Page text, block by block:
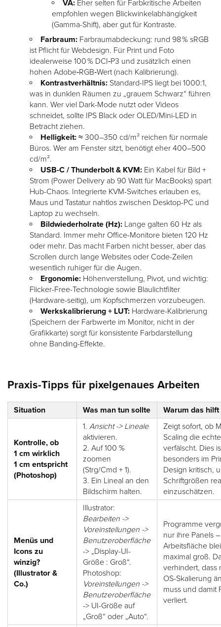
VA: Eher selten für Farbkritische Arbeiten
empfohlen wegen Blickwinkelabhängigkeit
(Gamma-Shift), aber gut für Kontraste.
Farbraum: Farbraumabdeckung: rund 98 % sRGB
ist Pflicht für Webdesign. Für Print und Foto
idealerweise 100 % DCI‑P3 und zusätzlich einen
hohen Adobe‑RGB‑Wert (nach Kalibrierung).
Kontrastverhältnis: Standard-IPS liegt bei 1000:1,
was in dunklen Räumen zu „grauem Schwarz“ führen
kann. Wer viel Dark-Mode nutzt oder Videos
schneidet, sollte IPS Black oder OLED/Mini-LED in
Betracht ziehen.
Helligkeit: ≈ 300–350 cd/m² reichen für normale
Büros. Wer am Fenster sitzt, benötigt eher 400–500
cd/m².
USB-C / Thunderbolt & KVM: Ein Kabel für Bild +
Strom (Power Delivery ab 90 Watt für MacBooks) spart
Hub-Chaos. Integrierte KVM-Switches erlauben es,
Maus und Tastatur nahtlos zwischen Desktop-PC und
Laptop zu wechseln.
Bildwiederholrate (Hz): Lange galten 60 Hz als
Standard. Immer mehr Office-Monitore bieten 120 Hz
oder mehr. Das macht Farben nicht besser, aber das
Scrollen durch lange Websites oder Code-Zeilen
wesentlich ruhiger für die Augen.
Ergonomie: Höhenverstellung, Pivot, und wichtig:
Flicker-Free-Technologie sowie Blaulichtfilter
(Hardware-seitig), um Kopfschmerzen vorzubeugen.
Werkskalibrierung + LUT: Hardware-Kalibrierung
(Speichern der Farbwerte im Monitor, nicht in der
Grafikkarte) sorgt für konsistente Farbdarstellung
ohne Banding-Effekte.
Praxis-Tipps für pixelgenaues Arbeiten
Situation Was man tun sollte Warum das hilft
Kontrolle, ob
1 cm wirklich
1 cm entspricht
(Photoshop)
1. Ansicht -> Lineale
aktivieren.
2. Auf 100 %
zoomen
(Strg/Cmd + 1).
3. Ein Lineal an den
Bildschirm halten.
Zeigt sofort, ob
Scaling die
verfälscht. Dies
besonders im
Design kritisch,
Schriftgrößen
einzuschätzen.
Menüs und
Icons zu
winzig?
(Illustrator &
Co.)
Illustrator:
Bearbeiten ->
Voreinstellungen ->
Benutzeroberfläche
-> „Display-UI-
Größe : Groß“.
Photoshop:
Voreinstellungen ->
Benutzeroberfläche
-> UI-Größe auf
„Groß“ oder „Auto“.
Programme
nur ihre Panels –
Arbeitsfläche
maximal groß.
verhindert, dass
OS-Skalierung
muss und damit
verliert.